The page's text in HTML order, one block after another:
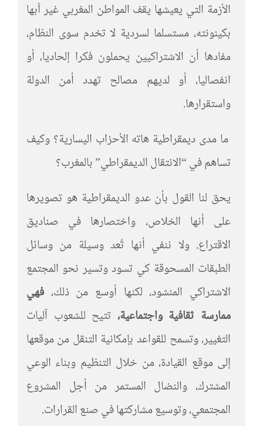
الأزمة التي يعيشها يقف المواطن المغربي غير آبها
بكينونته، مستسلما لسردية لا تخدم سوى النظام،
مفادها أن الاشتراكيين يحملون فكرا إلحاديا، أو
انفصاليا، أو لديهم مصالح تهدد أمن الدولة
واستقرارها.
ما مدى ديمقراطية هاته الأحزاب اليسارية؟ وكيف
تساهم في “الانتقال الديمقراطي” بالمغرب؟
يحق لنا القول بأن عدو الديمقراطية هو تصويرها
على أنها الخلاص، واختصارها في صناديق
الاقتراع. ولا ننفي أنها تُعد وسيلة من وسائل
الطبقات المسحوقة كي تسود وتسير نحو المجتمع
الاشتراكي المنشود، لكنها أوسع من ذلك، فهي
ممارسة ثقافية واجتماعية، تتيح للشعوب آليات
التغيير، وتسمح للقواعد بإمكانية التنقل من موقعها
إلى موقع القيادة، من خلال التنظيم وبناء الوعي
المشترك، والنضال المستمر من أجل المشروع
المجتمعي، وتوسيع مشاركتها في صنع القرارات.